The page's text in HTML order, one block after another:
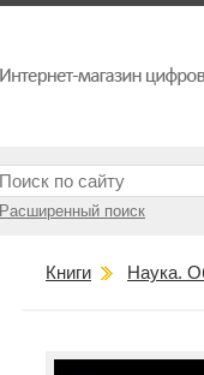
Расширенный поиск
Книги Наука.